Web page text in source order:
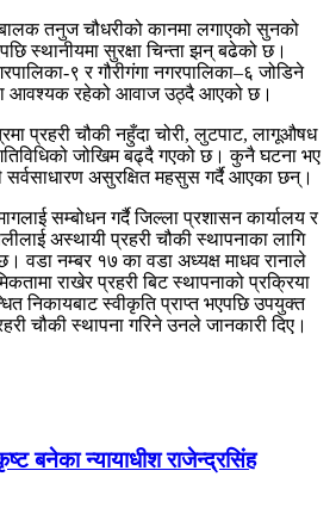
तनुज चौधरीको कानमा लगाएको सुनको
स्थानीयमा सुरक्षा चिन्ता झन् बढेको छ।
९ र गौरीगंगा नगरपालिका–६ जोडिने
आवश्यक रहेको आवाज उठ्दै आएको छ।
प्रहरी चौकी नहुँदा चोरी, लुटपाट, लागूऔषध
जोखिम बढ्दै गएको छ। कुनै घटना भए
सर्वसाधारण असुरक्षित महसुस गर्दै आएका छन्।
सम्बोधन गर्दै जिल्ला प्रशासन कार्यालय र
अस्थायी प्रहरी चौकी स्थापनाका लागि
वडा नम्बर १७ का वडा अध्यक्ष माधव रानाले
राखेर प्रहरी बिट स्थापनाको प्रक्रिया
निकायबाट स्वीकृति प्राप्त भएपछि उपयुक्त
चौकी स्थापना गरिने उनले जानकारी दिए।
बनेका न्यायाधीश राजेन्द्रसिंह